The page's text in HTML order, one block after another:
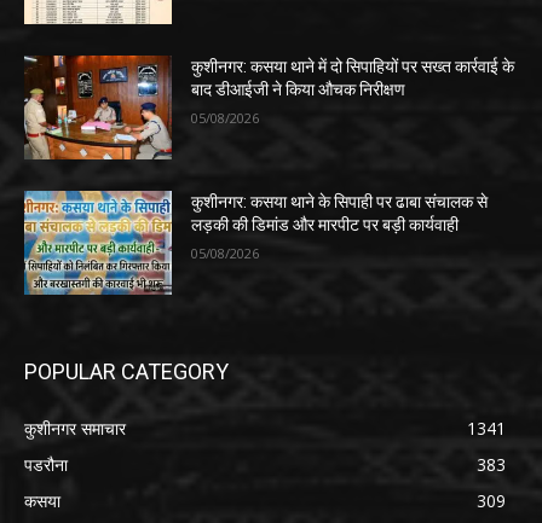
कुशीनगर: कसया थाने में दो सिपाहियों पर सख्त कार्रवाई के
बाद डीआईजी ने किया औचक निरीक्षण
05/08/2026
कुशीनगर: कसया थाने के सिपाही पर ढाबा संचालक से
लड़की की डिमांड और मारपीट पर बड़ी कार्यवाही
05/08/2026
POPULAR CATEGORY
कुशीनगर समाचार
1341
पडरौना
383
कसया
309